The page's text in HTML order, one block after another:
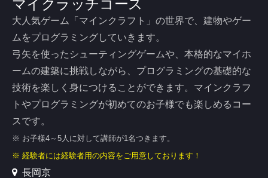
マイクラッチコース
大人気ゲーム「マインクラフト」の世界で、建物やゲー
ムをプログラミングしていきます。
弓矢を使ったシューティングゲームや、本格的なマイホ
ームの建築に挑戦しながら、プログラミングの基礎的な
技術を楽しく身につけることができます。マインクラフ
トやプログラミングが初めてのお子様でも楽しめるコー
スです。
※ お子様4～5人に対して講師が1名つきます。
※ 経験者には経験者用の内容をご用意しております！
長岡京